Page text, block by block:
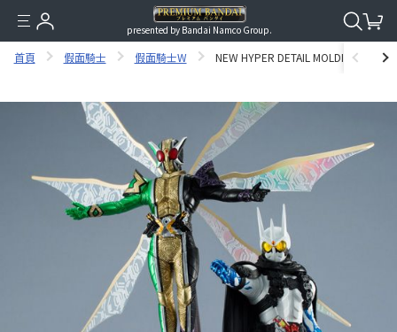
presented by Bandai Namco Group.
首頁 假面騎士 假面騎士W NEW HYPER DETAIL MOLDING